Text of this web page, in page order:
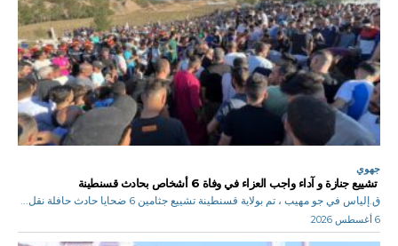
جهوي
تشييع جنازة و آداء واجب العزاء في وفاة 6 أشخاص بحادث قسنطينة
ق.إلياس في جو مهيب ، تم بولاية قسنطينة تشييع جثامين 6 ضحايا حادث حافلة نقل...
6 أغسطس 2026